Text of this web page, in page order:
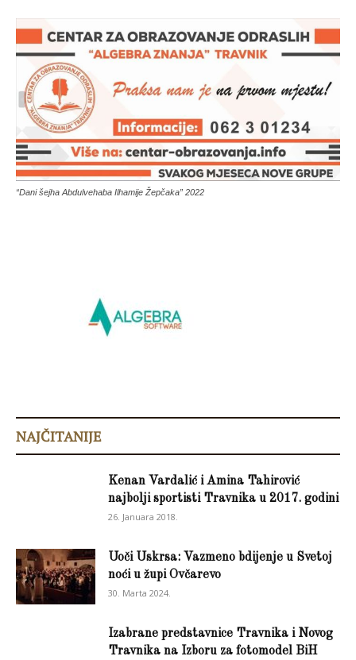
“Dani šejha Abdulvehaba Ilhamije Žepčaka” 2022
NAJČITANIJE
Kenan Vardalić i Amina Tahirović
najbolji sportisti Travnika u 2017. godini
26. Januara 2018.
Uoči Uskrsa: Vazmeno bdijenje u Svetoj
noći u župi Ovčarevo
30. Marta 2024.
Izabrane predstavnice Travnika i Novog
Travnika na Izboru za fotomodel BiH